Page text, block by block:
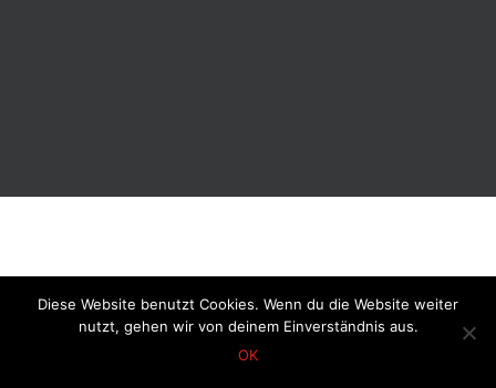
Diese Website benutzt Cookies. Wenn du die Website weiter
nutzt, gehen wir von deinem Einverständnis aus.
OK